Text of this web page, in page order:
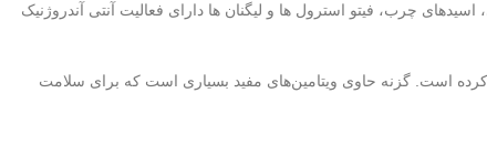
چرب، فیتو استرول ها و لیگنان ها دارای فعالیت آنتی آندروژنیک
کرده است. گزنه حاوی ویتامین‌های مفید بسیاری است که برای سلامت